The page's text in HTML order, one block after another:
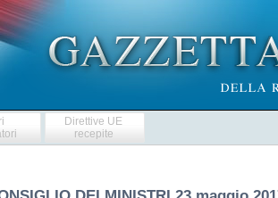
Direttive UE
recepite